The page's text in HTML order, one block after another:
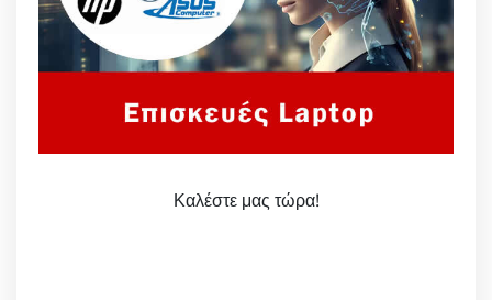
Καλέστε μας τώρα!